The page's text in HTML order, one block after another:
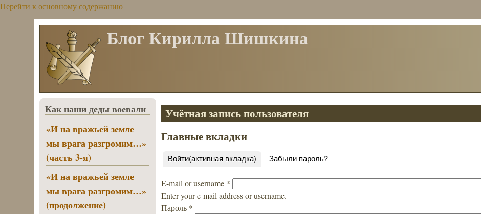
Перейти к основному содержанию
Блог Кирилла Шишкина
Учётная запись пользователя
Главные вкладки
Войти(активная вкладка) Забыли пароль?
E-mail or username *
Enter your e-mail address or username.
Пароль *
Как наши деды воевали
«И на вражьей земле
мы врага разгромим…»
(часть 3-я)
«И на вражьей земле
мы врага разгромим…»
(продолжение)